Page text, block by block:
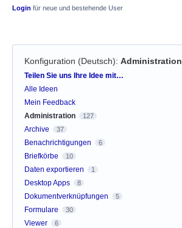
Login für neue und bestehende User
Konfiguration (Deutsch): Administration
Kategorien
Teilen Sie uns Ihre Idee mit…
Alle Ideen
Mein Feedback
Administration
127
Archive 37
Benachrichtigungen 6
Briefkörbe 10
Daten exportieren 1
Desktop Apps 8
Dokumentverknüpfungen 5
Formulare 30
Viewer 6